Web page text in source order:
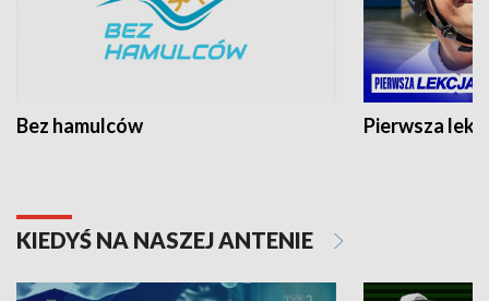
Bez hamulców Pierwsza
KIEDYŚ NA NASZEJ ANTENIE